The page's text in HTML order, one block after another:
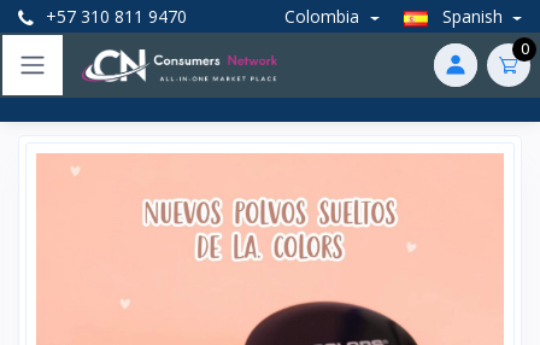
+57 310 811 9470 Colombia Spanish
0